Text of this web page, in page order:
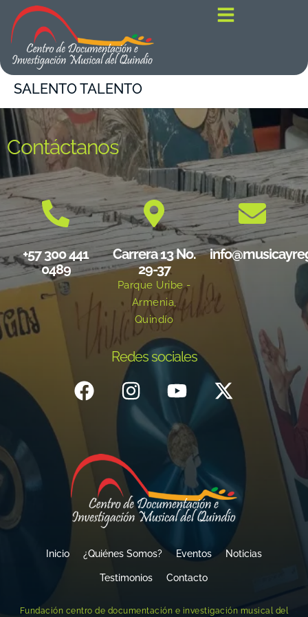
contenido
SALENTO TALENTO
Contáctanos
+57 300 441
0489
Carrera 13 No.
29-37
Parque Uribe -
Armenia,
Quindío
Redes sociales
Inicio ¿Quiénes Somos? Eventos Noticias
Testimonios Contacto
Fundación centro de documentación e investigación musical del